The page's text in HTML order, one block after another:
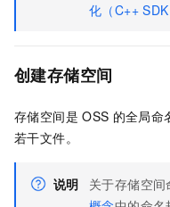
化（C++ SDK
创建存储空间
存储空间是 OSS 的全局命
若干文件。
说明 关于存储空